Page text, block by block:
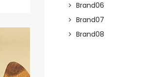
Brand06
Brand07
Brand08